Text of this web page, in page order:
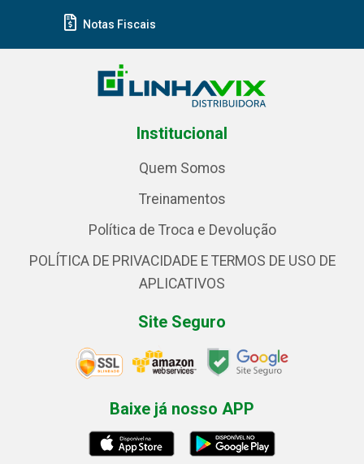
Notas Fiscais
Institucional
Quem Somos
Treinamentos
Política de Troca e Devolução
POLÍTICA DE PRIVACIDADE E TERMOS DE USO DE
APLICATIVOS
Site Seguro
Baixe já nosso APP